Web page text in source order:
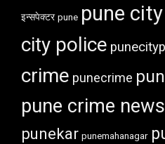
इन्सपेक्टर pune pune city
city police
crime punecrime
pune crime news
punekar punemahanagar